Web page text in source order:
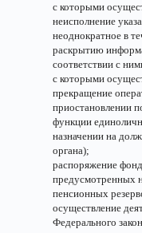
с которыми
неисполнение
неоднократное в
раскрытию
соответствии с
с которыми
прекращение
приостановлении
функции
назначении на
органа);
распоряжение
предусмотренных
пенсионных
осуществление
Федерального